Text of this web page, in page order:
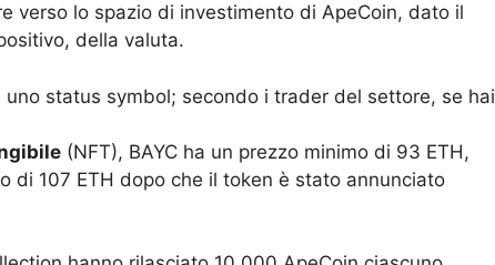
verso lo spazio di investimento di ApeCoin, dato il
della valuta.
status symbol; secondo i trader del settore, se hai
(NFT), BAYC ha un prezzo minimo di 93 ETH,
di 107 ETH dopo che il token è stato annunciato